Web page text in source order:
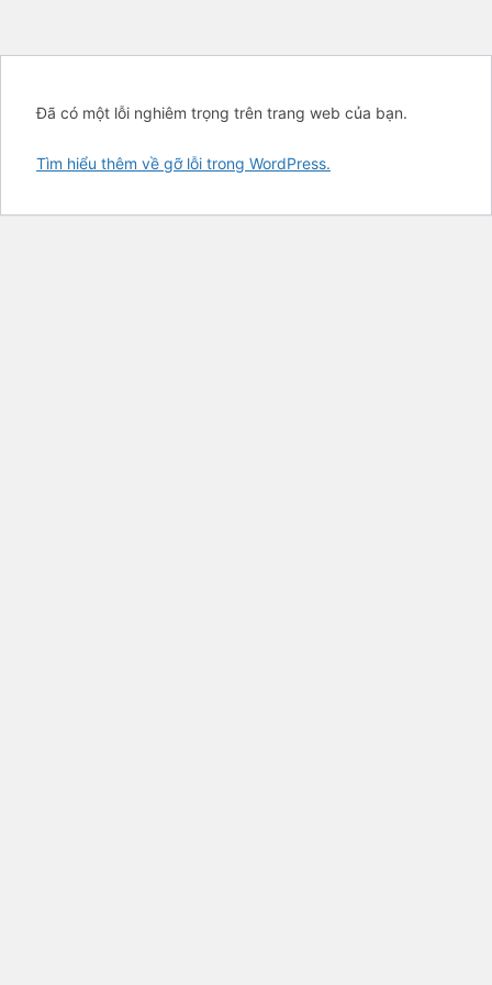
Đã có một lỗi nghiêm trọng trên trang web của bạn.
Tìm hiểu thêm về gỡ lỗi trong WordPress.